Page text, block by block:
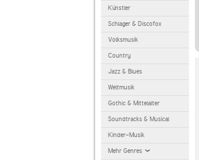
Künstler
Schlager & Discofox
Volksmusik
Country
Jazz & Blues
Weltmusik
Gothic & Mittelalter
Soundtracks & Musical
Kinder-Musik
Mehr Genres